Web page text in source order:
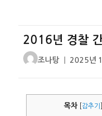
2016년 경찰
글
조나탕
작
자
2025년
목차 감추기